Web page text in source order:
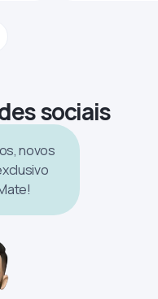
sociais
novos